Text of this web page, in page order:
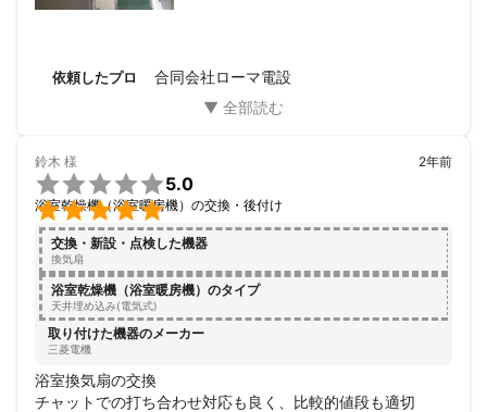
依頼したプロ 合同会社ローマ電設
鈴木 様


5.0
浴室乾燥機（浴室暖房機）の交換・後付け
2年前
交換・新設・点検した機器
換気扇
浴室乾燥機（浴室暖房機）のタイプ
天井埋め込み(電気式)
取り付けた機器のメーカー
三菱電機
浴室換気扇の交換
チャットでの打ち合わせ対応も良く、比較的値段も適切